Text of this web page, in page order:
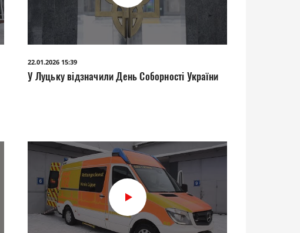
22.01.2026 15:39
У Луцьку відзначили День Соборності України